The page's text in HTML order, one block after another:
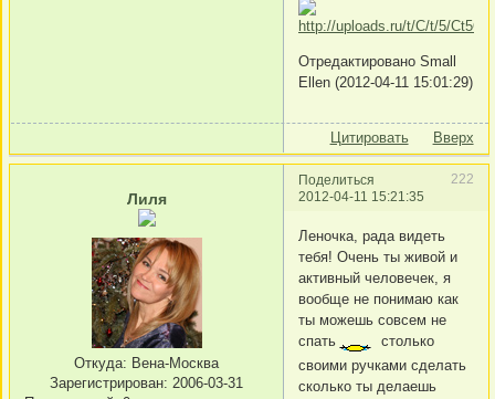
Отредактировано Small
Ellen (2012-04-11 15:01:29)
Цитировать Вверх
Поделиться
222
2012-04-11 15:21:35
Лиля
Откуда: Вена-Москва
Зарегистрирован: 2006-03-31
Леночка, рада видеть
тебя! Очень ты живой и
активный человечек, я
вообще не понимаю как
ты можешь совсем не
спать
столько
своими ручками сделать
сколько ты делаешь